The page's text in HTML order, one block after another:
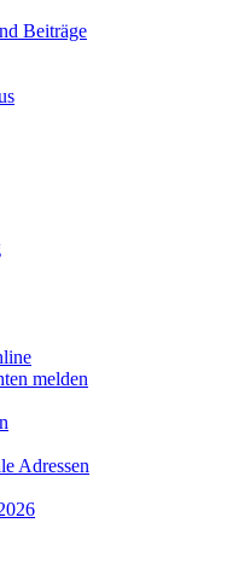
Beiträge
melden
Adressen